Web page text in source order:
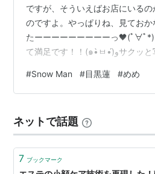
ですが、そういえばお店にいる
のですよ。やっぱりね、見てお
たーーーーーーーーーっ🖤(ﾟ∀ﾟ
て満足です！！(๑•̀ㅂ•́)وサクッと写メだけ撮って帰って
参加中アイドル
#Snow Man #目黒蓮 #めめ
ネットで話題
7 ブックマーク